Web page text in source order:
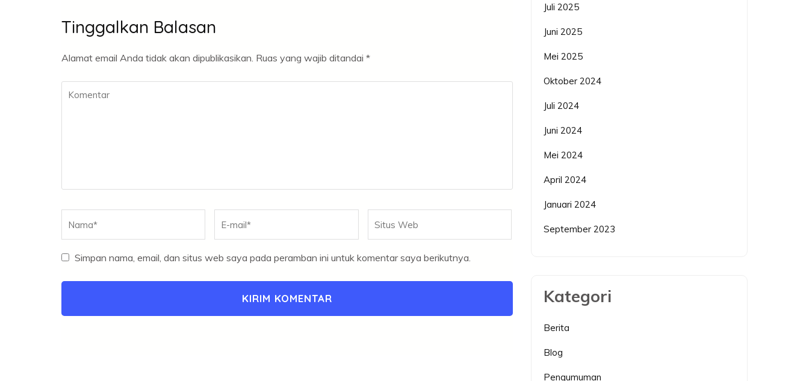
Tinggalkan Balasan
Alamat email Anda tidak akan dipublikasikan. Ruas yang wajib ditandai *
Komentar
Simpan nama, email, dan situs web saya pada peramban ini untuk komentar saya berikutnya.
Juli 2025
Juni 2025
Mei 2025
Oktober 2024
Juli 2024
Juni 2024
Mei 2024
April 2024
Januari 2024
September 2023
Kategori
Berita
Blog
Pengumuman